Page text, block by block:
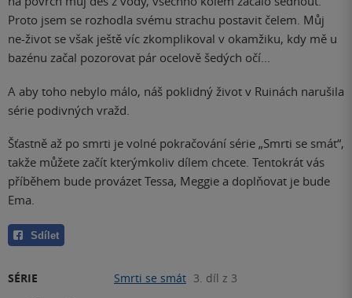
Proto jsem se rozhodla svému strachu postavit čelem. Můj
ne-život se však ještě víc zkomplikoval v okamžiku, kdy mě u
bazénu začal pozorovat pár ocelově šedých očí...
A aby toho nebylo málo, náš poklidný život v Ruinách narušila
série podivných vražd.
Šťastně až po smrti je volné pokračování série „Smrti se smát“,
takže můžete začít kterýmkoliv dílem chcete. Tentokrát vás
příběhem bude provázet Tessa, Meggie a doplňovat je bude
Ema.
Sdílet
SÉRIE Smrti se smát 3. díl z 3